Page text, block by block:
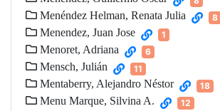
Menéndez Helman, Renata Julia 8
Menendez, Juan Jose 1
Menoret, Adriana 6
Mensch, Julián 11
Mentaberry, Alejandro Néstor 18
Menu Marque, Silvina A. 12